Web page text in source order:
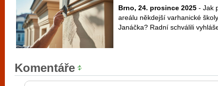
Brno, 24. prosince 2025 - Jak
areálu někdejší varhanické
Janáčka? Radní schválili
Komentáře